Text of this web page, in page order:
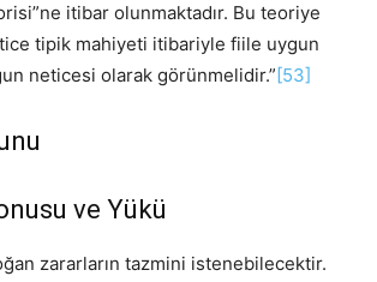
itibar olunmaktadır. Bu teoriye
tipik mahiyeti itibariyle fiile uygun
neticesi olarak görünmelidir.” [53]
ve Yükü
zararların tazmini istenebilecektir.